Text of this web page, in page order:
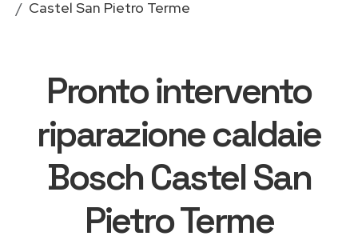
Castel San Pietro Terme
Pronto intervento
riparazione caldaie
Bosch Castel San
Pietro Terme